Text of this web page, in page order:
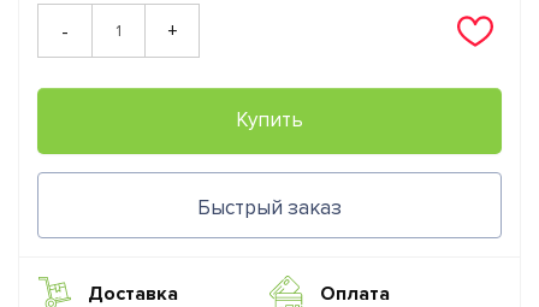
- +
Купить
Быстрый заказ
Доставка Оплата